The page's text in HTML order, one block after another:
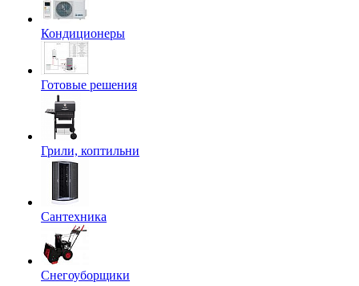
Кондиционеры
Готовые решения
Грили, коптильни
Сантехника
Снегоуборщики